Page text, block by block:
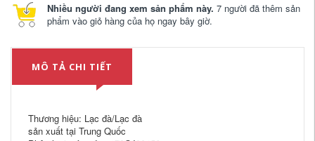
Nhiều người đang xem sản phẩm này. 7 người đã thêm sản
phẩm vào giỏ hàng của họ ngay bây giờ.
MÔ TẢ CHI TIẾT
Thương hiệu: Lạc đà/Lạc đà
sản xuất tại Trung Quốc